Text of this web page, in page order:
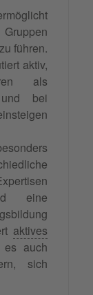
führen.
aktiv,
als
und bei
eine
aktives
es auch
sich